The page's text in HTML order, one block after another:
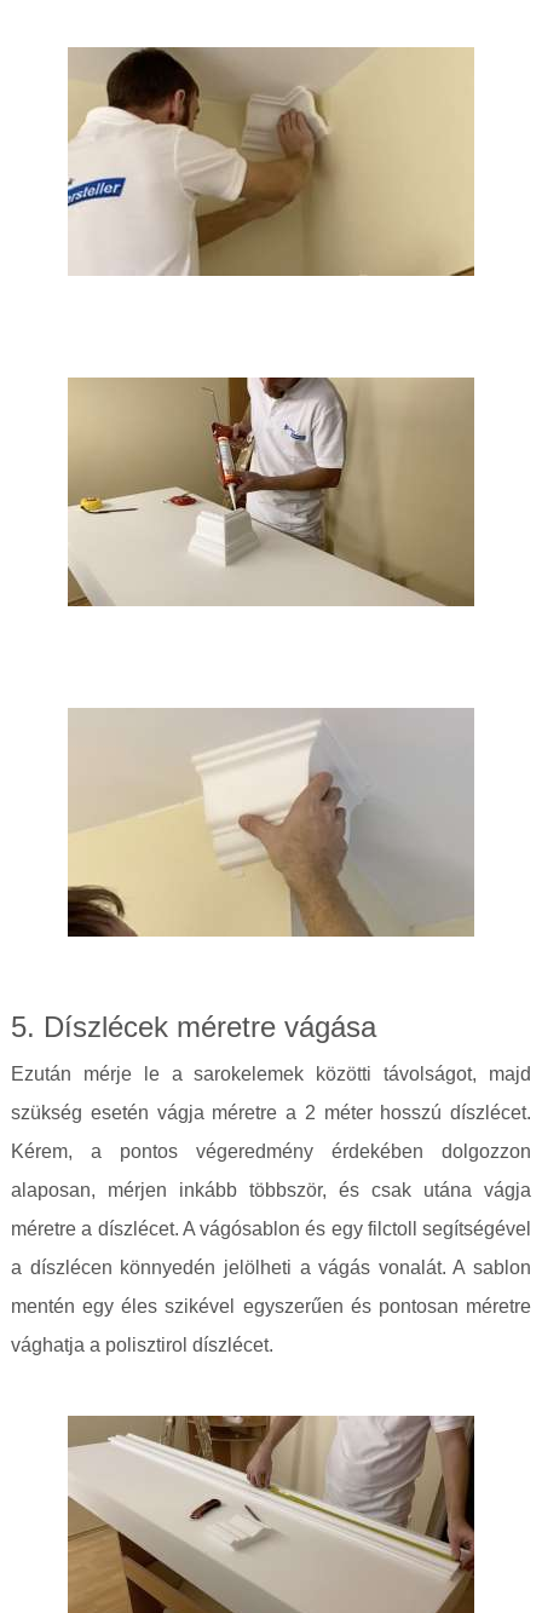
5. Díszlécek méretre vágása
Ezután mérje le a sarokelemek közötti távolságot, majd
szükség esetén vágja méretre a 2 méter hosszú díszlécet.
Kérem, a pontos végeredmény érdekében dolgozzon
alaposan, mérjen inkább többször, és csak utána vágja
méretre a díszlécet. A vágósablon és egy filctoll segítségével
a díszlécen könnyedén jelölheti a vágás vonalát. A sablon
mentén egy éles szikével egyszerűen és pontosan méretre
vághatja a polisztirol díszlécet.